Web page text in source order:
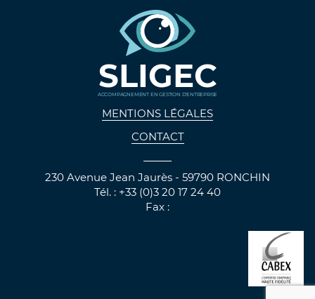
SLIGEC
ACCOMPAGNEMENT EN GESTION D'ENTREPRISE
MENTIONS LÉGALES
CONTACT
230 Avenue Jean Jaurès - 59790 RONCHIN
Tél. : +33 (0)3 20 17 24 40
Fax :